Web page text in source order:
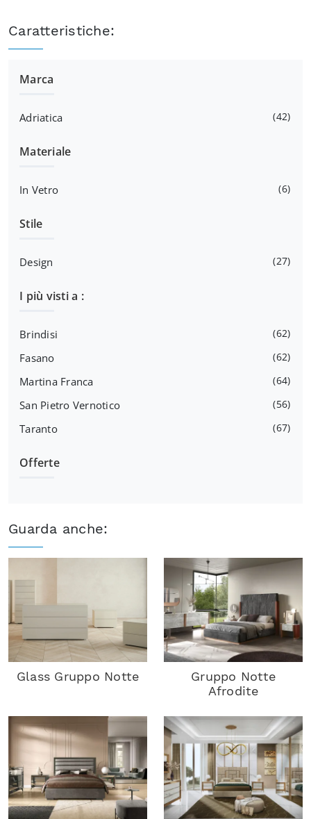
Caratteristiche:
Marca
Adriatica 42
Materiale
In Vetro 6
Stile
Design 27
I più visti a :
Brindisi 62
Fasano 62
Martina Franca 64
San Pietro Vernotico 56
Taranto 67
Offerte
Guarda anche:
Glass Gruppo Notte
Gruppo Notte
Afrodite